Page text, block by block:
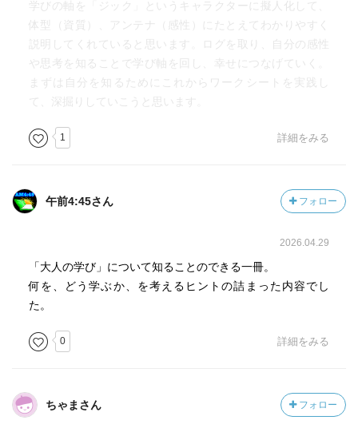
学びの軸を「ジック」というキャラクターに擬人化して、
体型（資質）、アンテナ（感性）にたとえてわかりやすく
説明してくれていると思います。ログを取り、自分の感性
や思考を知ることで学び軸を回し、幸せにつなげていく。
まずは自分を知るためにこれからワークシートを実践し
て、深掘りしていこうと思います。
1 詳細をみる
午前4:45さん フォロー
2026.04.29
「大人の学び」について知ることのできる一冊。
何を、どう学ぶか、を考えるヒントの詰まった内容でし
た。
0 詳細をみる
ちゃまさん フォロー